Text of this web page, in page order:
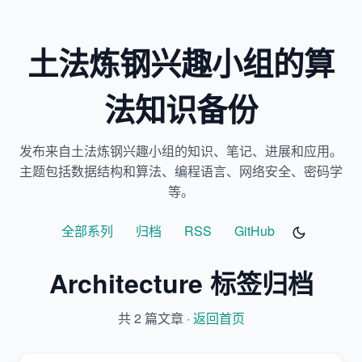
土法炼钢兴趣小组的算
法知识备份
发布来自土法炼钢兴趣小组的知识、笔记、进展和应用。
主题包括数据结构和算法、编程语言、网络安全、密码学
等。
全部系列 归档 RSS GitHub
Architecture 标签归档
共 2 篇文章 · 返回首页